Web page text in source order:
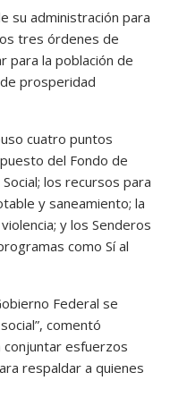
su administración para
tres órdenes de
para la población de
prosperidad
cuatro puntos
del Fondo de
los recursos para
y saneamiento; la
y los Senderos
como Sí al
Federal se
comentó
conjuntar esfuerzos
respaldar a quienes